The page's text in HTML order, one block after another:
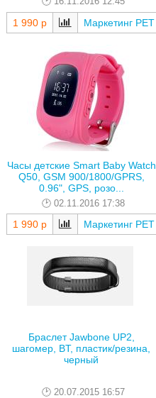
1 990 р Маркетинг РЕТ
Часы детские Smart Baby Watch
Q50, GSM 900/1800/GPRS,
0.96", GPS, розо...
02.11.2016 17:38
1 990 р Маркетинг РЕТ
Браслет Jawbone UP2,
шагомер, BT, пластик/резина,
черный
20.07.2015 16:57